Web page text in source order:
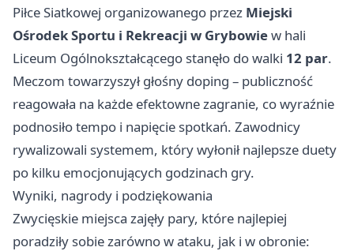
Piłce Siatkowej organizowanego przez Miejski
Ośrodek Sportu i Rekreacji w Grybowiew hali
Liceum Ogólnokształcącego stanęło do walki 12 par.
Meczom towarzyszył głośny doping – publiczność
reagowała na każde efektowne zagranie, co wyraźnie
podnosiło tempo i napięcie spotkań. Zawodnicy
rywalizowali systemem, który wyłonił najlepsze duety
po kilku emocjonujących godzinach gry.
Wyniki, nagrody i podziękowania
Zwycięskie miejsca zajęły pary, które najlepiej
poradziły sobie zarówno w ataku, jak i w obronie: